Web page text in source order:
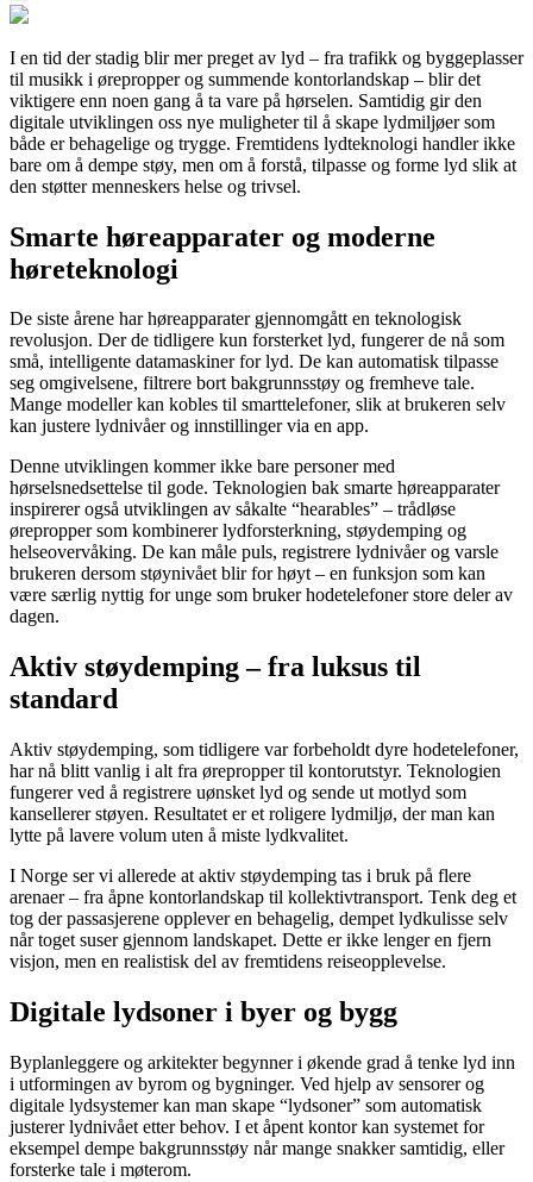
I en tid der stadig blir mer preget av lyd – fra trafikk og byggeplasser
til musikk i ørepropper og summende kontorlandskap – blir det
viktigere enn noen gang å ta vare på hørselen. Samtidig gir den
digitale utviklingen oss nye muligheter til å skape lydmiljøer som
både er behagelige og trygge. Fremtidens lydteknologi handler ikke
bare om å dempe støy, men om å forstå, tilpasse og forme lyd slik at
den støtter menneskers helse og trivsel.
Smarte høreapparater og moderne
høreteknologi
De siste årene har høreapparater gjennomgått en teknologisk
revolusjon. Der de tidligere kun forsterket lyd, fungerer de nå som
små, intelligente datamaskiner for lyd. De kan automatisk tilpasse
seg omgivelsene, filtrere bort bakgrunnsstøy og fremheve tale.
Mange modeller kan kobles til smarttelefoner, slik at brukeren selv
kan justere lydnivåer og innstillinger via en app.
Denne utviklingen kommer ikke bare personer med
hørselsnedsettelse til gode. Teknologien bak smarte høreapparater
inspirerer også utviklingen av såkalte “hearables” – trådløse
ørepropper som kombinerer lydforsterkning, støydemping og
helseovervåking. De kan måle puls, registrere lydnivåer og varsle
brukeren dersom støynivået blir for høyt – en funksjon som kan
være særlig nyttig for unge som bruker hodetelefoner store deler av
dagen.
Aktiv støydemping – fra luksus til
standard
Aktiv støydemping, som tidligere var forbeholdt dyre hodetelefoner,
har nå blitt vanlig i alt fra ørepropper til kontorutstyr. Teknologien
fungerer ved å registrere uønsket lyd og sende ut motlyd som
kansellerer støyen. Resultatet er et roligere lydmiljø, der man kan
lytte på lavere volum uten å miste lydkvalitet.
I Norge ser vi allerede at aktiv støydemping tas i bruk på flere
arenaer – fra åpne kontorlandskap til kollektivtransport. Tenk deg et
tog der passasjerene opplever en behagelig, dempet lydkulisse selv
når toget suser gjennom landskapet. Dette er ikke lenger en fjern
visjon, men en realistisk del av fremtidens reiseopplevelse.
Digitale lydsoner i byer og bygg
Byplanleggere og arkitekter begynner i økende grad å tenke lyd inn
i utformingen av byrom og bygninger. Ved hjelp av sensorer og
digitale lydsystemer kan man skape “lydsoner” som automatisk
justerer lydnivået etter behov. I et åpent kontor kan systemet for
eksempel dempe bakgrunnsstøy når mange snakker samtidig, eller
forsterke tale i møterom.